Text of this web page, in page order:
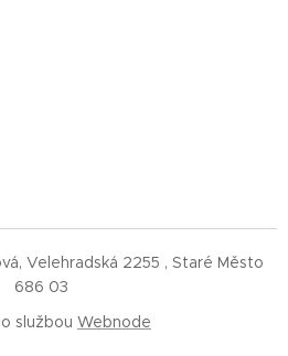
Velehradská 2255 , Staré Město
686 03
službou Webnode